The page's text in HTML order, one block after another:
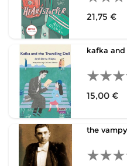
21,75 €
kafka
15,00 €
the